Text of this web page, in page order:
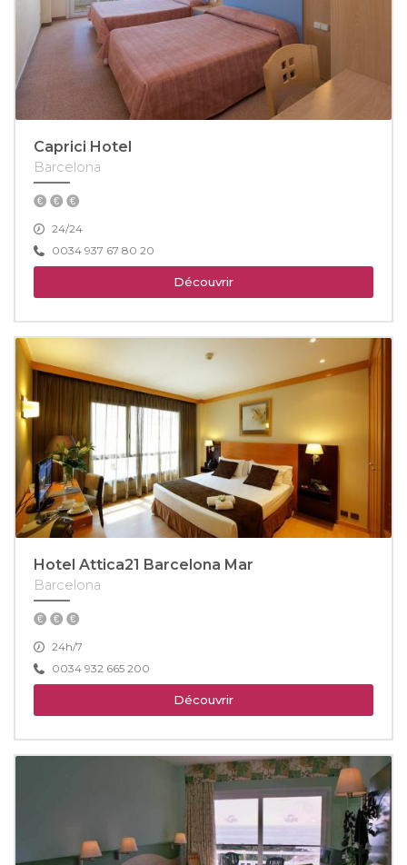
Caprici Hotel
Barcelona
24/24
0034 937 67 80 20
Découvrir
Hotel Attica21 Barcelona Mar
Barcelona
24h/7
0034 932 665 200
Découvrir